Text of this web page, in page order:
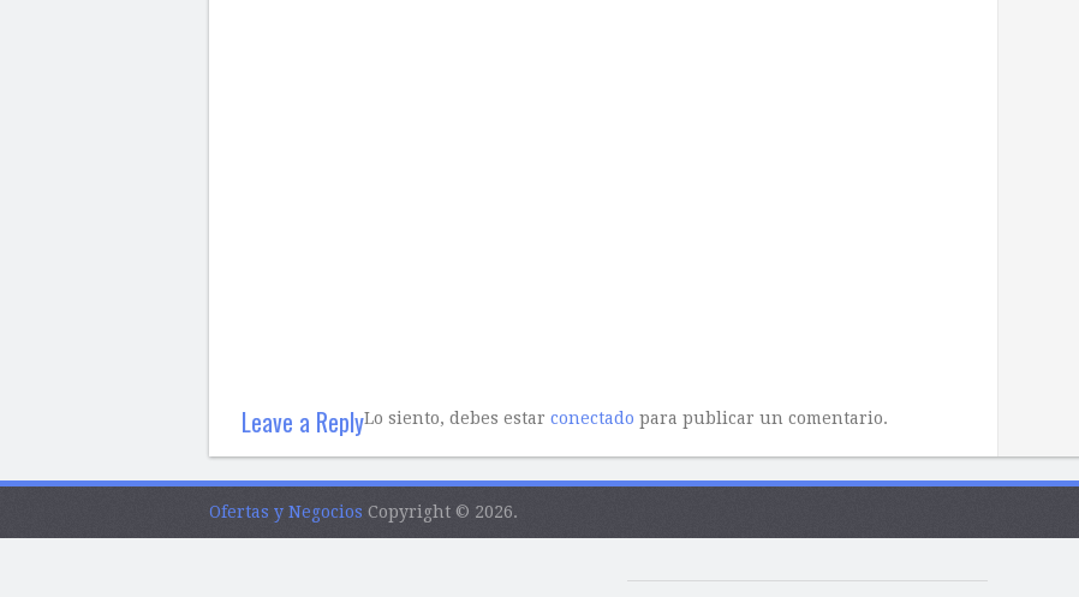
Leave a ReplyLo siento, debes estar conectado para publicar un comentario.
Ofertas y Negocios Copyright © 2026.